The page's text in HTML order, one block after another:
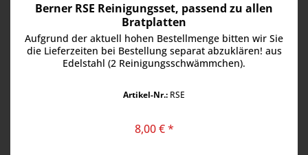
Berner RSE Reinigungsset, passend zu allen
Bratplatten
Aufgrund der aktuell hohen Bestellmenge bitten wir Sie
die Lieferzeiten bei Bestellung separat abzuklären! aus
Edelstahl (2 Reinigungsschwämmchen).
Artikel-Nr.: RSE
8,00 € *